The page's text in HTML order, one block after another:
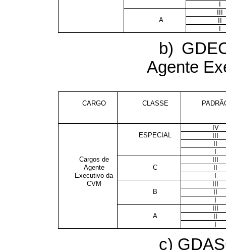
A
b)
Agente
CARGO CLASSE
IV
ESPECIAL
III
II
I
Cargos de
III
Agente
C
II
Executivo da
I
CVM
III
B
II
I
III
A
II
I
c)